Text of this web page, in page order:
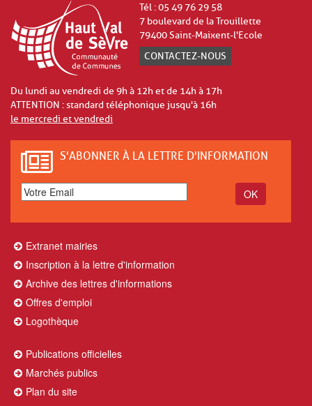
Tél : 05 49 76 29 58
7 boulevard de la Trouillette
79400 Saint-Maixent-l'Ecole
CONTACTEZ-NOUS
Du lundi au vendredi de 9h à 12h et de 14h à 17h
ATTENTION : standard téléphonique jusqu'à 16h
le mercredi et vendredi
S'ABONNER À LA LETTRE D'INFORMATION
Extranet mairies
Inscription à la lettre d'information
Archive des lettres d'informations
Offres d'emploi
Logothèque
Publications officielles
Marchés publics
Plan du site